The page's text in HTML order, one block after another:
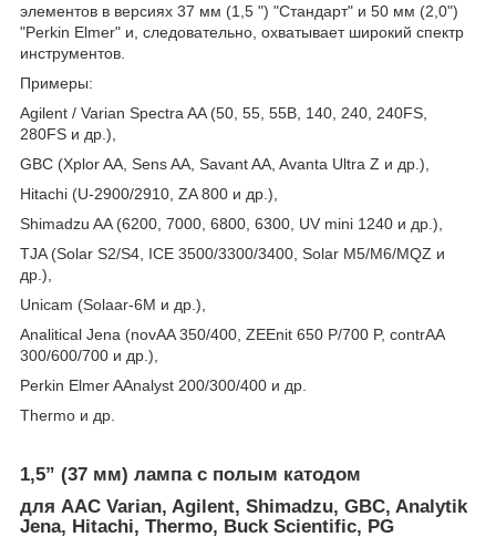
элементов в версиях 37 мм (1,5 ") "Стандарт" и 50 мм (2,0")
"Perkin Elmer" и, следовательно, охватывает широкий спектр
инструментов.
Примеры:
Agilent / Varian Spectra AA (50, 55, 55B, 140, 240, 240FS,
280FS и др.),
GBC (Xplor AA, Sens AA, Savant AA, Avanta Ultra Z и др.),
Hitachi (U-2900/2910, ZA 800 и др.),
Shimadzu AA (6200, 7000, 6800, 6300, UV mini 1240 и др.),
TJA (Solar S2/S4, ICE 3500/3300/3400, Solar M5/M6/MQZ и
др.),
Unicam (Solaar-6М и др.),
Analitical Jena (novAA 350/400, ZEEnit 650 P/700 P, contrAA
300/600/700 и др.),
Perkin Elmer AAnalyst 200/300/400 и др.
Thermo и др.
1,5” (37 мм) лампа с полым катодом
для ААС Varian, Agilent, Shimadzu, GBC, Analytik
Jena, Hitachi, Thermo, Buck Scientific, PG